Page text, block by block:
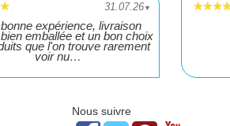
31.07.26 ▼
expérience, livraison
emballée et un bon choix
que l'on trouve rarement
voir nu…
Nous suivre